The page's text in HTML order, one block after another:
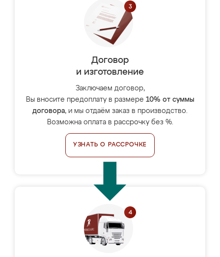
Договор
и изготовление
Заключаем договор,
Вы вносите предоплату в размере 10% от суммы
договора, и мы отдаём заказ в производство.
Возможна оплата в рассрочку без %.
УЗНАТЬ О РАССРОЧКЕ